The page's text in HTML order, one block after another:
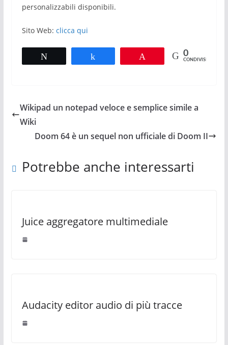
personalizzabili disponibili.
Sito Web: clicca qui
0
CONDIVISIONI
Wikipad un notepad veloce e semplice simile a
Wiki
Doom 64 è un sequel non ufficiale di Doom II
Potrebbe anche interessarti
Juice aggregatore multimediale
Audacity editor audio di più tracce